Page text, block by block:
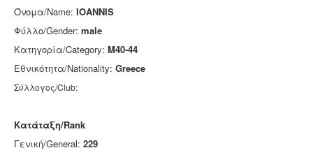
Όνομα/Name: IOANNIS
Φύλλο/Gender: male
Κατηγορία/Category: M40-44
Εθνικότητα/Nationality: Greece
Σύλλογος/Club:
Κατάταξη/Rank
Γενική/General: 229